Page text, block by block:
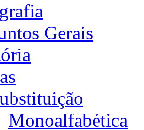
Gerais
Monoalfabética